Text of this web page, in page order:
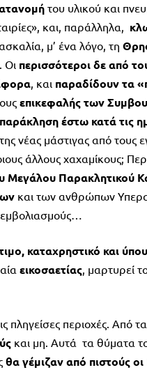
του υλικού και
και, παράλληλα,
μ’ ένα λόγο, τη
Οι περισσότεροι δε από
, και παραδίδουν τα
επικεφαλής των
έστω κατά τις
της νέας μάστιγας από τους
άλλους χαχαμίκους;
Μεγάλου Παρακλητικού
και των ανθρώπων
καταχρηστικό και
εικοσαετίας, μαρτυρεί
πληγείσες περιοχές. Από τα
και μη. Αυτά τα θύματα
θα γέμιζαν από πιστούς